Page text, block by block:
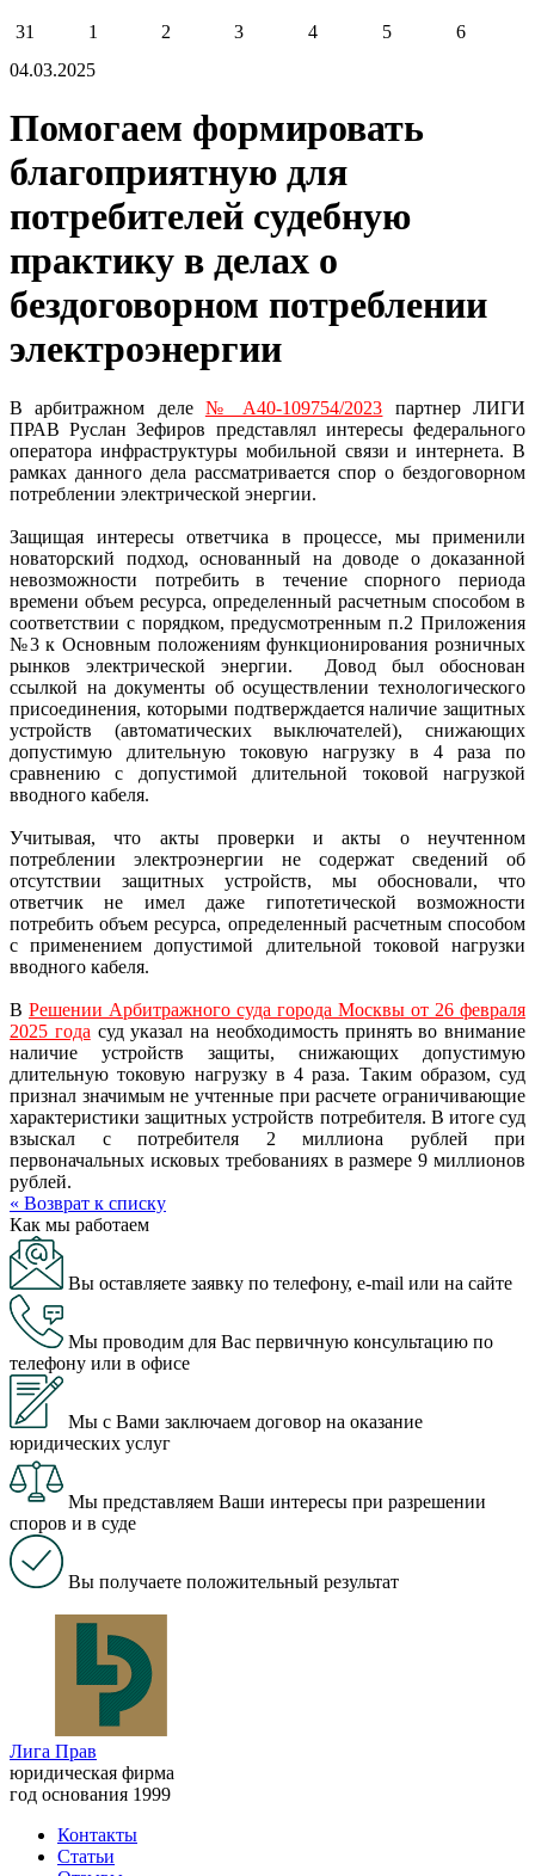
31 1 2 3 4 5
6
04.03.2025
Помогаем формировать
благоприятную для
потребителей судебную
практику в делах о
бездоговорном потреблении
электроэнергии
В арбитражном деле № А40-109754/2023 партнер ЛИГИ
ПРАВ Руслан Зефиров представлял интересы федерального
оператора инфраструктуры мобильной связи и интернета. В
рамках данного дела рассматривается спор о бездоговорном
потреблении электрической энергии.
Защищая интересы ответчика в процессе, мы применили
новаторский подход, основанный на доводе о доказанной
невозможности потребить в течение спорного периода
времени объем ресурса, определенный расчетным способом в
соответствии с порядком, предусмотренным п.2 Приложения
№3 к Основным положениям функционирования розничных
рынков электрической энергии. Довод был обоснован
ссылкой на документы об осуществлении технологического
присоединения, которыми подтверждается наличие защитных
устройств (автоматических выключателей), снижающих
допустимую длительную токовую нагрузку в 4 раза по
сравнению с допустимой длительной токовой нагрузкой
вводного кабеля.
Учитывая, что акты проверки и акты о неучтенном
потреблении электроэнергии не содержат сведений об
отсутствии защитных устройств, мы обосновали, что
ответчик не имел даже гипотетической возможности
потребить объем ресурса, определенный расчетным способом
с применением допустимой длительной токовой нагрузки
вводного кабеля.
В Решении Арбитражного суда города Москвы от 26 февраля
2025 года суд указал на необходимость принять во внимание
наличие устройств защиты, снижающих допустимую
длительную токовую нагрузку в 4 раза. Таким образом, суд
признал значимым не учтенные при расчете ограничивающие
характеристики защитных устройств потребителя. В итоге суд
взыскал с потребителя 2 миллиона рублей при
первоначальных исковых требованиях в размере 9 миллионов
рублей.
« Возврат к списку
Как мы работаем
Вы оставляете заявку по телефону, e-mail или на сайте
Мы проводим для Вас первичную консультацию по
телефону или в офисе
Мы с Вами заключаем договор на оказание
юридических услуг
Мы представляем Ваши интересы при разрешении
споров и в суде
Вы получаете положительный результат
Лига Прав
юридическая фирма
год основания 1999
Контакты
Статьи